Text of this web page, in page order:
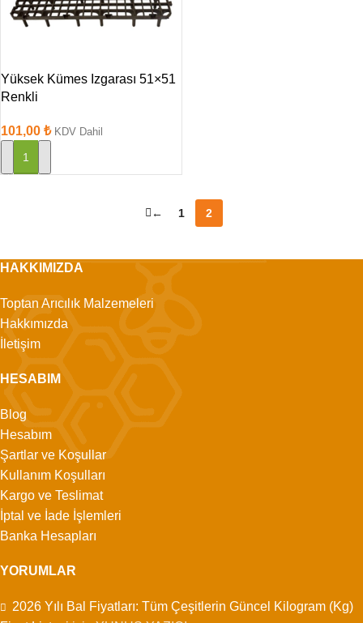
Yüksek Kümes Izgarası 51×51
Renkli
101,00 ₺ KDV Dahil
SEPETE EKLE
← 1 2
HAKKIMIZDA
Toptan Arıcılık Malzemeleri
Hakkımızda
İletişim
HESABIM
Blog
Hesabım
Şartlar ve Koşullar
Kullanım Koşulları
Kargo ve Teslimat
İptal ve İade İşlemleri
Banka Hesapları
YORUMLAR
2026 Yılı Bal Fiyatları: Tüm Çeşitlerin Güncel Kilogram (Kg)